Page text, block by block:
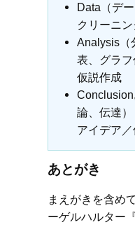
Data（デ
クリーニン
Analysis（
表、グラ
仮説作成
論、伝達
アイデア／
あとがき
まえがきを含め
ーゲルハルター